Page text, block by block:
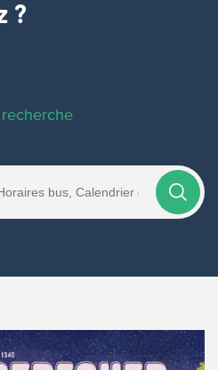
?